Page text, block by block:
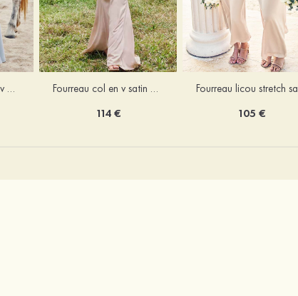
Robe trapèze col en v mousseline ras du sol robe de demoiselle d'honneur Fourreau col en v satin extensible ras du sol robe de demoiselle d'honneur
114 € 105 €